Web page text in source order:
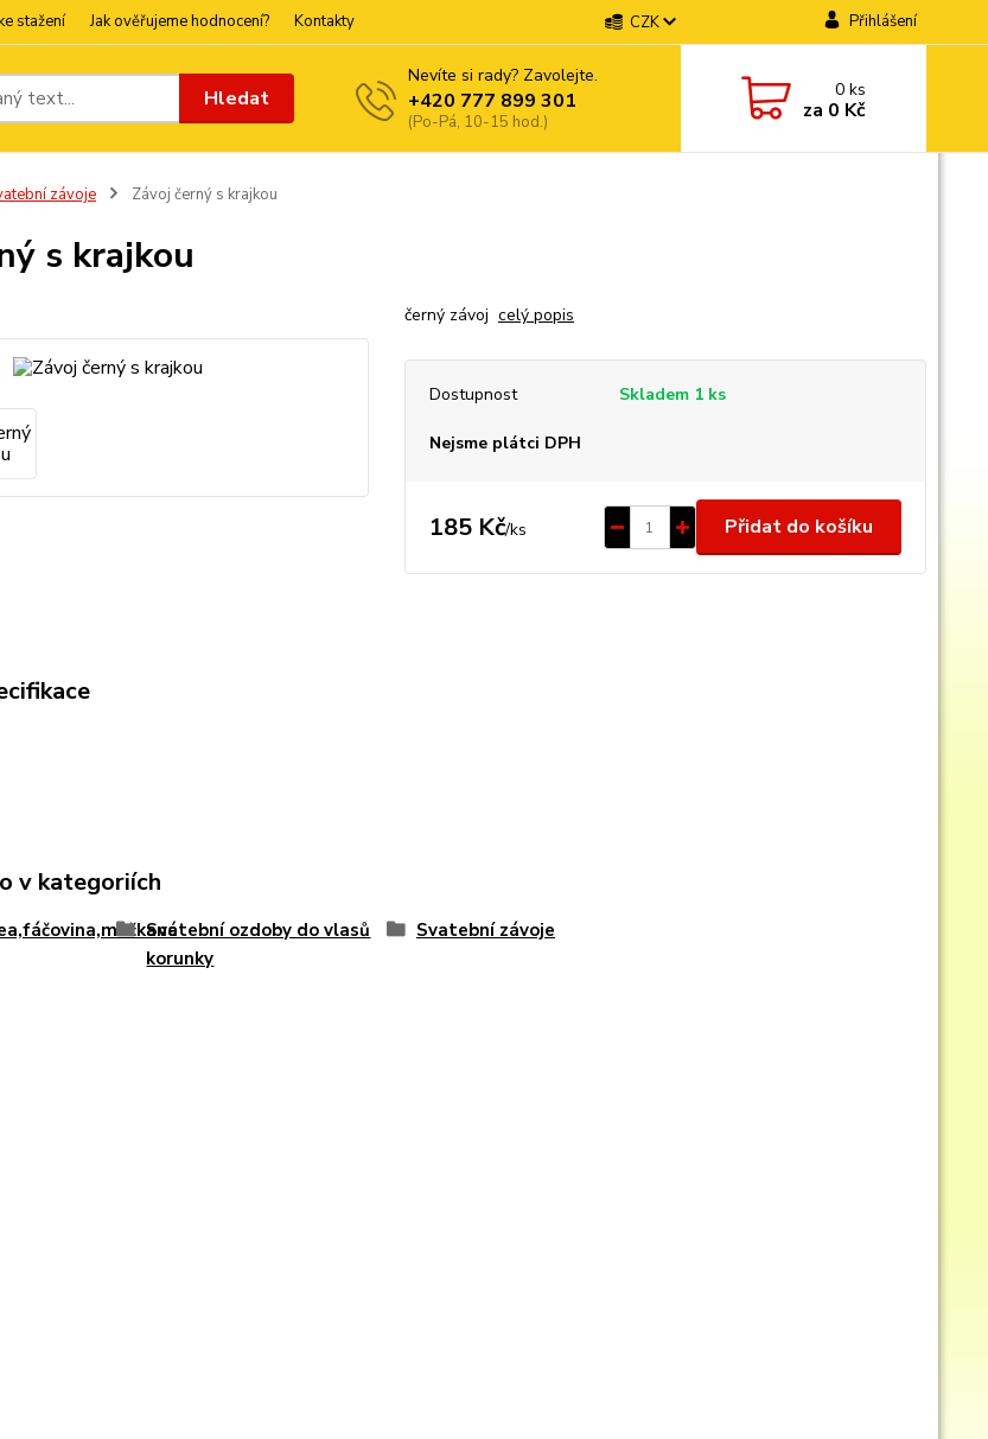
stažení Jak ověřujeme hodnocení? Kontakty CZK Přihlášení
Hledat
Nevíte si rady? Zavolejte.
+420 777 899 301
(Po-Pá, 10-15 hod.)
0ks
za 0 Kč
závoje Závoj černý s krajkou
s krajkou
černý závoj celý popis
Dostupnost Skladem 1 ks
Nejsme plátci DPH
185 Kč/ks Přidat do košíku
v kategoriích
Svatební ozdoby do vlasů
korunky
Svatební závoje